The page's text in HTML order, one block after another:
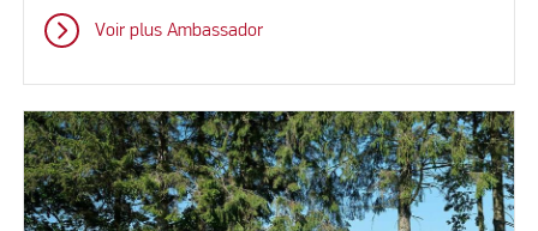
Voir plus Ambassador